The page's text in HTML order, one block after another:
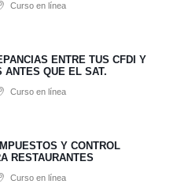
Curso en línea
ENTRE TUS CFDI Y
ANTES QUE EL SAT.
Curso en línea
Y CONTROL
RESTAURANTES
Curso en línea